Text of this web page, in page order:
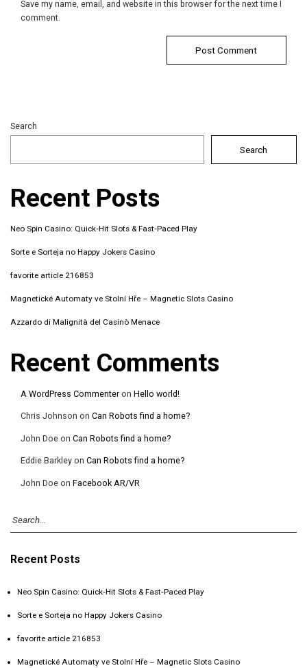
Save my name, email, and website in this browser for the next time I
comment.
Search
Search
Recent Posts
Neo Spin Casino: Quick‑Hit Slots & Fast‑Paced Play
Sorte e Sorteja no Happy Jokers Casino
favorite article 216853
Magnetické Automaty ve Stolní Hře – Magnetic Slots Casino
Azzardo di Malignità del Casinò Menace
Recent Comments
A WordPress Commenter on Hello world!
Chris Johnson on Can Robots find a home?
John Doe on Can Robots find a home?
Eddie Barkley on Can Robots find a home?
John Doe on Facebook AR/VR
Recent Posts
Neo Spin Casino: Quick‑Hit Slots & Fast‑Paced Play
Sorte e Sorteja no Happy Jokers Casino
favorite article 216853
Magnetické Automaty ve Stolní Hře – Magnetic Slots Casino